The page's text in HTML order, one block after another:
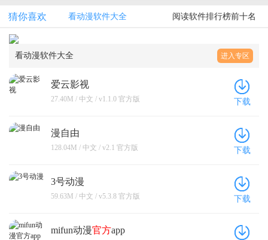
猜你喜欢 看动漫软件大全 阅读软件排行榜前十名
看动漫软件大全 进入专区
爱云影视
27.40M / 中文 / v1.1.0 官方版 下载
漫自由
128.04M / 中文 / v2.1 官方版 下载
3号动漫
59.63M / 中文 / v5.3.8 官方版 下载
mifun动漫官方app